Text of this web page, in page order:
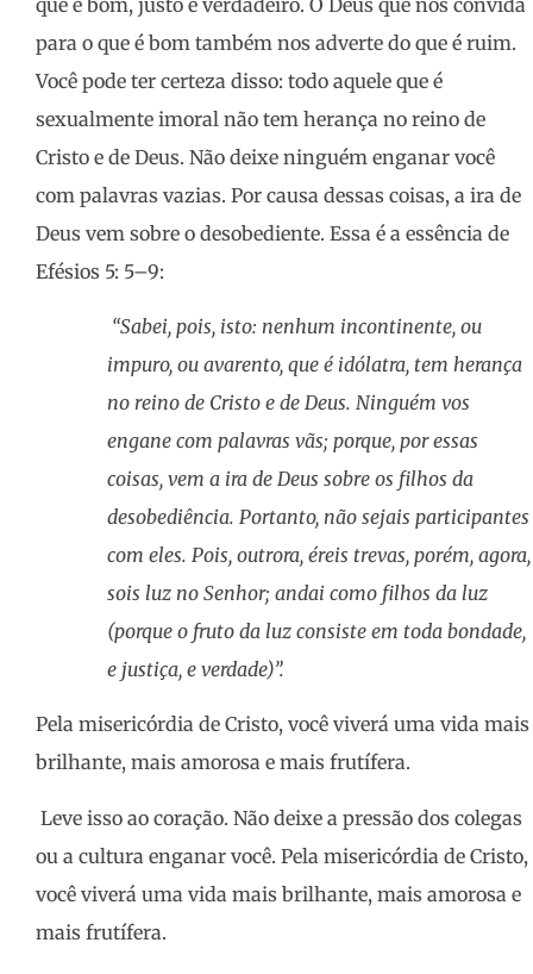
para o que é bom também nos adverte do que é ruim.
Você pode ter certeza disso: todo aquele que é
sexualmente imoral não tem herança no reino de
Cristo e de Deus. Não deixe ninguém enganar você
com palavras vazias. Por causa dessas coisas, a ira de
Deus vem sobre o desobediente. Essa é a essência de
Efésios 5: 5–9:
“Sabei, pois, isto: nenhum incontinente, ou
impuro, ou avarento, que é idólatra, tem herança
no reino de Cristo e de Deus. Ninguém vos
engane com palavras vãs; porque, por essas
coisas, vem a ira de Deus sobre os filhos da
desobediência. Portanto, não sejais participantes
com eles. Pois, outrora, éreis trevas, porém, agora,
sois luz no Senhor; andai como filhos da luz
(porque o fruto da luz consiste em toda bondade,
e justiça, e verdade)”.
Pela misericórdia de Cristo, você viverá uma vida mais
brilhante, mais amorosa e mais frutífera.
Leve isso ao coração. Não deixe a pressão dos colegas
ou a cultura enganar você. Pela misericórdia de Cristo,
você viverá uma vida mais brilhante, mais amorosa e
mais frutífera.